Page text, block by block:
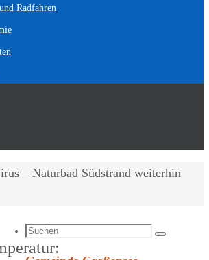
Radfahren
– Naturbad Südstrand weiterhin
Suchen
nach:
Suchen